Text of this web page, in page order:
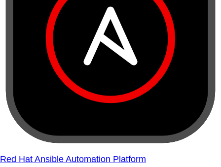
Red Hat Ansible Automation Platform